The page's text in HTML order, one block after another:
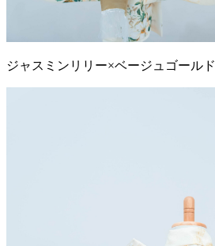
ジャスミンリリー×ベージュゴールド